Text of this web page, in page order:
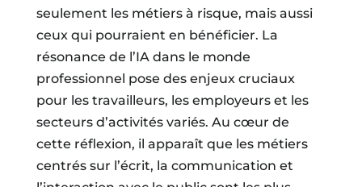
seulement les métiers à risque, mais aussi
ceux qui pourraient en bénéficier. La
résonance de l’IA dans le monde
professionnel pose des enjeux cruciaux
pour les travailleurs, les employeurs et les
secteurs d’activités variés. Au cœur de
cette réflexion, il apparaît que les métiers
centrés sur l’écrit, la communication et